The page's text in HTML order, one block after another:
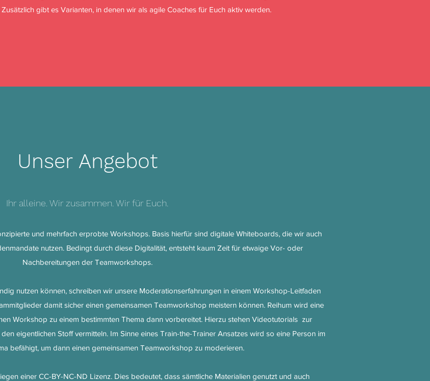
gibt es Varianten, in denen wir als agile Coaches für Euch aktiv werden.
Unser Angebot
Ihr alleine. Wir zusammen. Wir für Euch.
und mehrfach erprobte Workshops. Basis hierfür sind digitale Whiteboards, die wir auch
nutzen. Bedingt durch diese Digitalität, entsteht kaum Zeit für etwaige Vor- oder
Nachbereitungen der Teamworkshops.
nutzen können, schreiben wir unsere Moderationserfahrungen in einem Workshop-Leitfaden
damit sicher einen gemeinsamen Teamworkshop meistern können. Reihum wird eine
Workshop zu einem bestimmten Thema dann vorbereitet. Hierzu stehen Videotutorials zur
eigentlichen Stoff vermitteln. Im Sinne eines Train-the-Trainer Ansatzes wird so eine Person im
befähigt, um dann einen gemeinsamen Teamworkshop zu moderieren.
einer CC-BY-NC-ND Lizenz. Dies bedeutet, dass sämtliche Materialien genutzt und auch